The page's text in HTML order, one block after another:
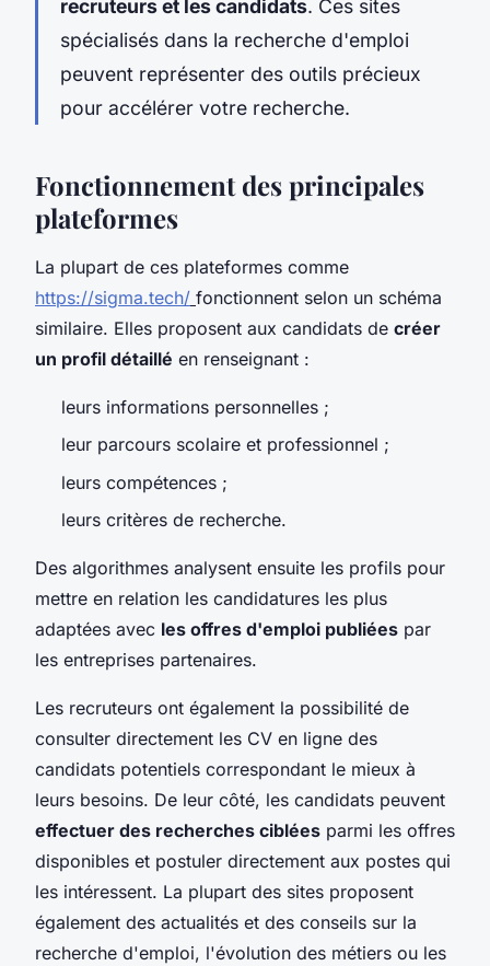
recruteurs et les candidats. Ces sites
spécialisés dans la recherche d'emploi
peuvent représenter des outils précieux
pour accélérer votre recherche.
Fonctionnement des principales
plateformes
La plupart de ces plateformes comme
https://sigma.tech/ fonctionnent selon un schéma
similaire. Elles proposent aux candidats de créer
un profil détaillé en renseignant :
leurs informations personnelles ;
leur parcours scolaire et professionnel ;
leurs compétences ;
leurs critères de recherche.
Des algorithmes analysent ensuite les profils pour
mettre en relation les candidatures les plus
adaptées avec les offres d'emploi publiées par
les entreprises partenaires.
Les recruteurs ont également la possibilité de
consulter directement les CV en ligne des
candidats potentiels correspondant le mieux à
leurs besoins. De leur côté, les candidats peuvent
effectuer des recherches ciblées parmi les offres
disponibles et postuler directement aux postes qui
les intéressent. La plupart des sites proposent
également des actualités et des conseils sur la
recherche d'emploi, l'évolution des métiers ou les